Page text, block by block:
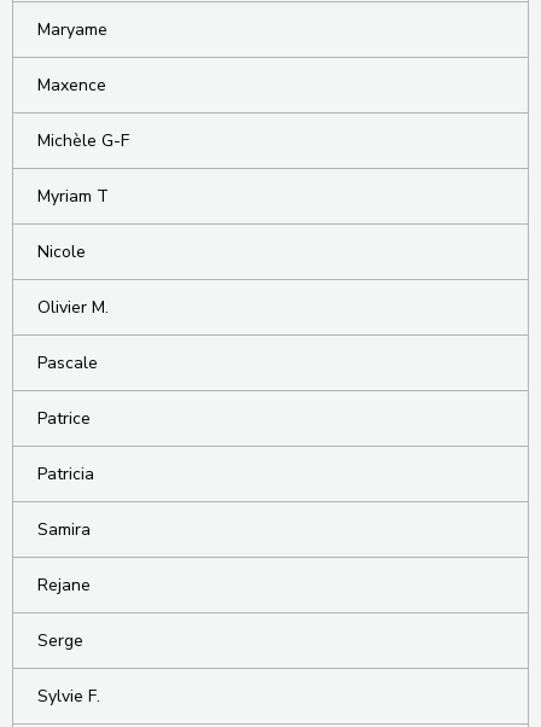
Maryame
Maxence
Michèle G-F
Myriam T
Nicole
Olivier M.
Pascale
Patrice
Patricia
Samira
Rejane
Serge
Sylvie F.